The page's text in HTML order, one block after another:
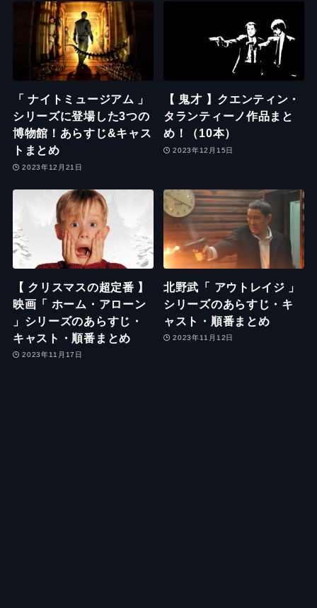
「 ナイトミュージアム 」
シリーズに登場した3つの
博物館！あらすじ&キャス
トまとめ
2023年12月21日
【 鬼才 】クエンティン・
タランティーノ作品まと
め！（10本）
2023年12月15日
【 クリスマスの超定番 】
映画「 ホーム・アローン
」シリーズのあらすじ・
キャスト・順番まとめ
2023年11月17日
北野武「 アウトレイジ 」
シリーズのあらすじ・キ
ャスト・順番まとめ
2023年11月12日